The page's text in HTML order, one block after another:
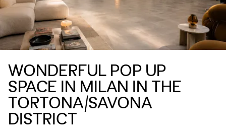
WONDERFUL POP UP
SPACE IN MILAN IN THE
TORTONA/SAVONA
DISTRICT